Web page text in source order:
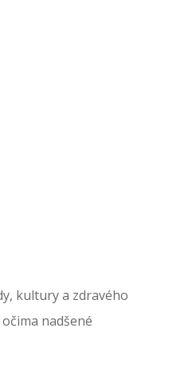
kultury a zdravého
nadšené